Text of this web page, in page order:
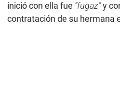
inició con ella fue “fugaz”y
contratación de su hermana